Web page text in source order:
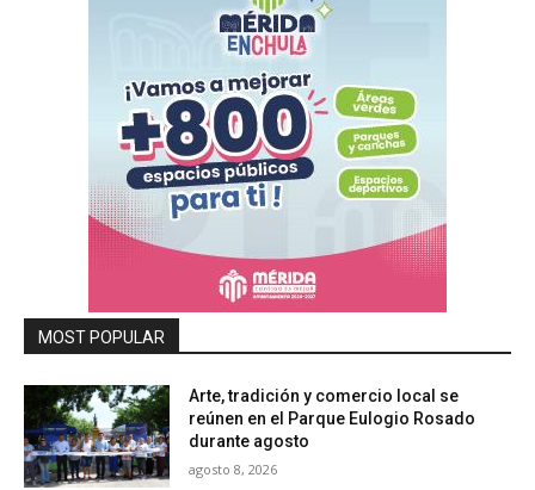
MOST POPULAR
Arte, tradición y comercio local se
reúnen en el Parque Eulogio Rosado
durante agosto
agosto 8, 2026